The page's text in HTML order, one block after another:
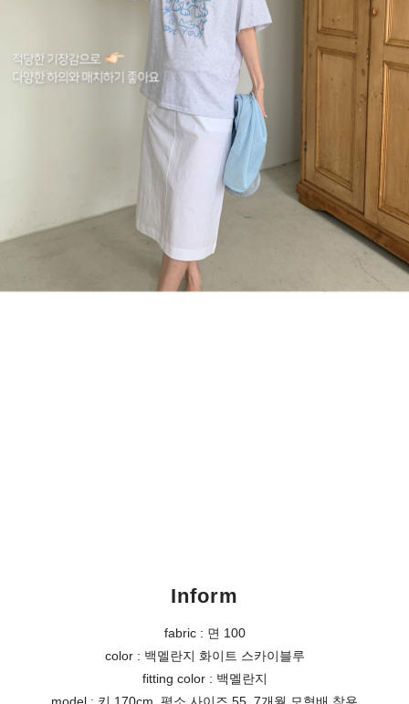
Inform
fabric : 면 100
color : 백멜란지 화이트 스카이블루
fitting color : 백멜란지